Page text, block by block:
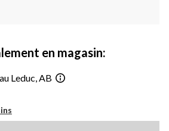
en magasin:
au Leduc, AB